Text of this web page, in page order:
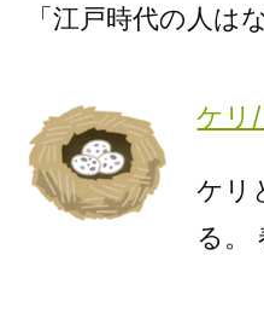
「江戸時代の人
ケリ
ケリ
る。